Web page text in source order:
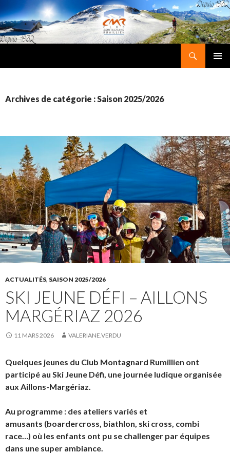
Archives de catégorie : Saison 2025/2026
ACTUALITÉS, SAISON 2025/2026
SKI JEUNE DÉFI – AILLONS
MARGÉRIAZ 2026
11 MARS 2026 VALERIANE.VERDU
Quelques jeunes du Club Montagnard Rumillien ont
participé au Ski Jeune Défi, une journée ludique organisée
aux Aillons-Margériaz.
Au programme : des ateliers variés et
amusants (boardercross, biathlon, ski cross, combi
race…) où les enfants ont pu se challenger par équipes
dans une super ambiance.